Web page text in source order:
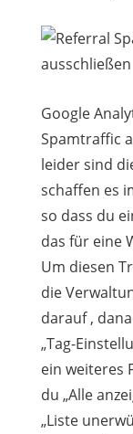
Google
Spamtraffic
leider sind
schaffen es
so dass du
das für eine
Um diesen
die
darauf ,
„Tag-
ein weiteres
du „Alle
„Liste